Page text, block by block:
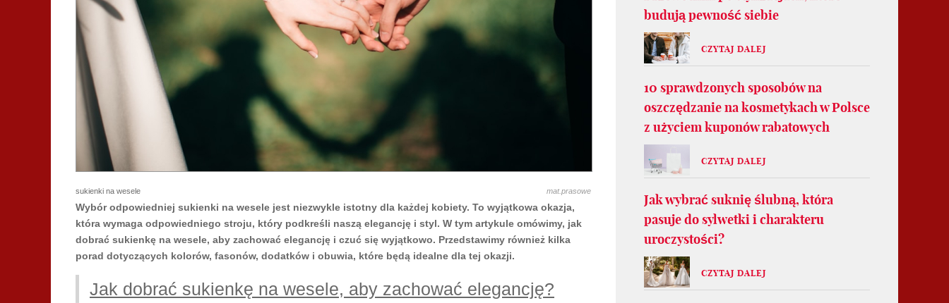
sukienki na wesele mat.prasowe
Wybór odpowiedniej sukienki na wesele jest niezwykle istotny dla każdej kobiety. To wyjątkowa okazja,
która wymaga odpowiedniego stroju, który podkreśli naszą elegancję i styl. W tym artykule omówimy, jak
dobrać sukienkę na wesele, aby zachować elegancję i czuć się wyjątkowo. Przedstawimy również kilka
porad dotyczących kolorów, fasonów, dodatków i obuwia, które będą idealne dla tej okazji.
Jak dobrać sukienkę na wesele, aby zachować elegancję?
budują pewność siebie
CZYTAJ DALEJ
10 sprawdzonych sposobów na
oszczędzanie na kosmetykach w Polsce
z użyciem kuponów rabatowych
CZYTAJ DALEJ
Jak wybrać suknię ślubną, która
pasuje do sylwetki i charakteru
uroczystości?
CZYTAJ DALEJ